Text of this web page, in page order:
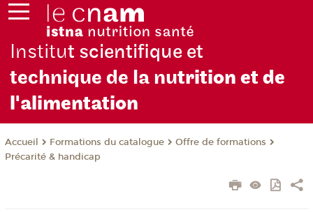
Institut scientifique et
technique de la nutrition et de
l'alimentation
Accueil Formations du catalogue
Offre de formations
Précarité & handicap